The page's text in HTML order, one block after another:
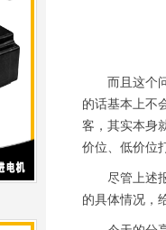
而且这个问
的话基本上不
客，其实本身
价位、低价位
尽管上述报
的具体情况，